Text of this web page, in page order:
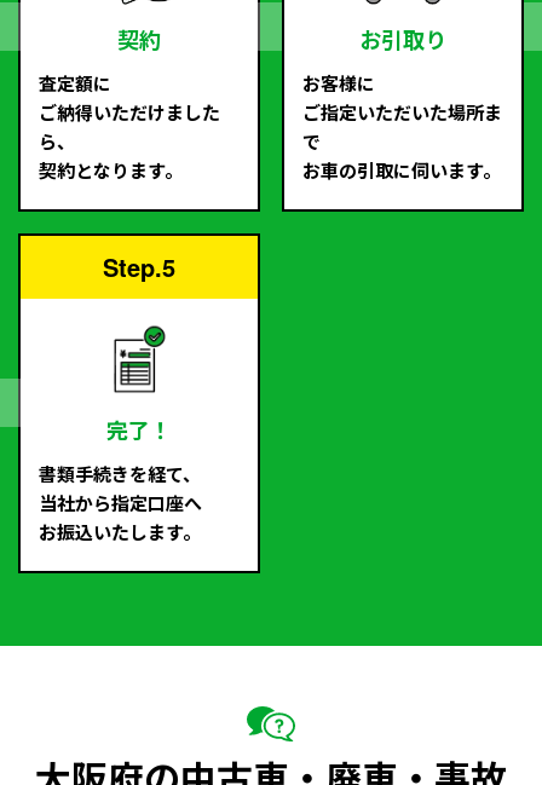
契約
査定額に
ご納得いただけました
ら、
契約となります。
お引取り
お客様に
ご指定いただいた場所ま
で
お車の引取に伺います。
Step.5
完了！
書類手続きを経て、
当社から指定口座へ
お振込いたします。